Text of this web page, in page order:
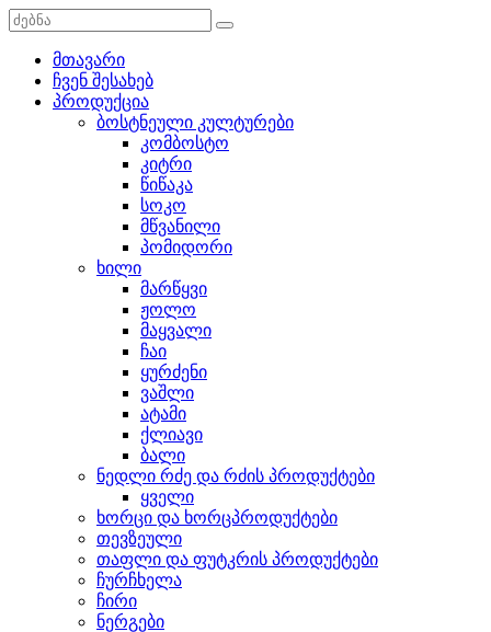
მთავარი
ჩვენ შესახებ
პროდუქცია
ბოსტნეული კულტურები
კომბოსტო
კიტრი
წიწაკა
სოკო
მწვანილი
პომიდორი
ხილი
მარწყვი
ჟოლო
მაყვალი
ჩაი
ყურძენი
ვაშლი
ატამი
ქლიავი
ბალი
ნედლი რძე და რძის პროდუქტები
ყველი
ხორცი და ხორცპროდუქტები
თევზეული
თაფლი და ფუტკრის პროდუქტები
ჩურჩხელა
ჩირი
ნერგები